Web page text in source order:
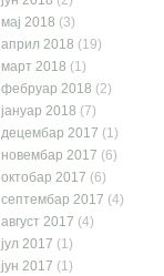
мај 2018 (3)
април 2018 (19)
март 2018 (1)
фебруар 2018 (2)
јануар 2018 (7)
децембар 2017 (1)
новембар 2017 (6)
октобар 2017 (6)
септембар 2017 (4)
август 2017 (4)
јул 2017 (1)
јун 2017 (1)